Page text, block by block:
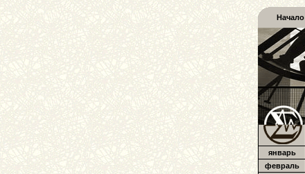
Начало
январь
февраль